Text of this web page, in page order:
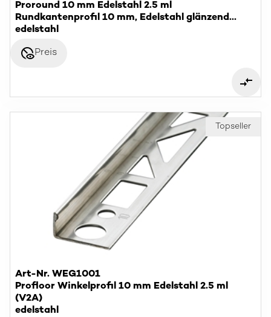
Proround 10 mm Edelstahl 2.5 ml
Rundkantenprofil 10 mm, Edelstahl glänzend
(V2A)
edelstahl
disabled_visiblePreis
Topseller
Art-Nr. WEG1001
Profloor Winkelprofil 10 mm Edelstahl 2.5 ml
(V2A)
edelstahl